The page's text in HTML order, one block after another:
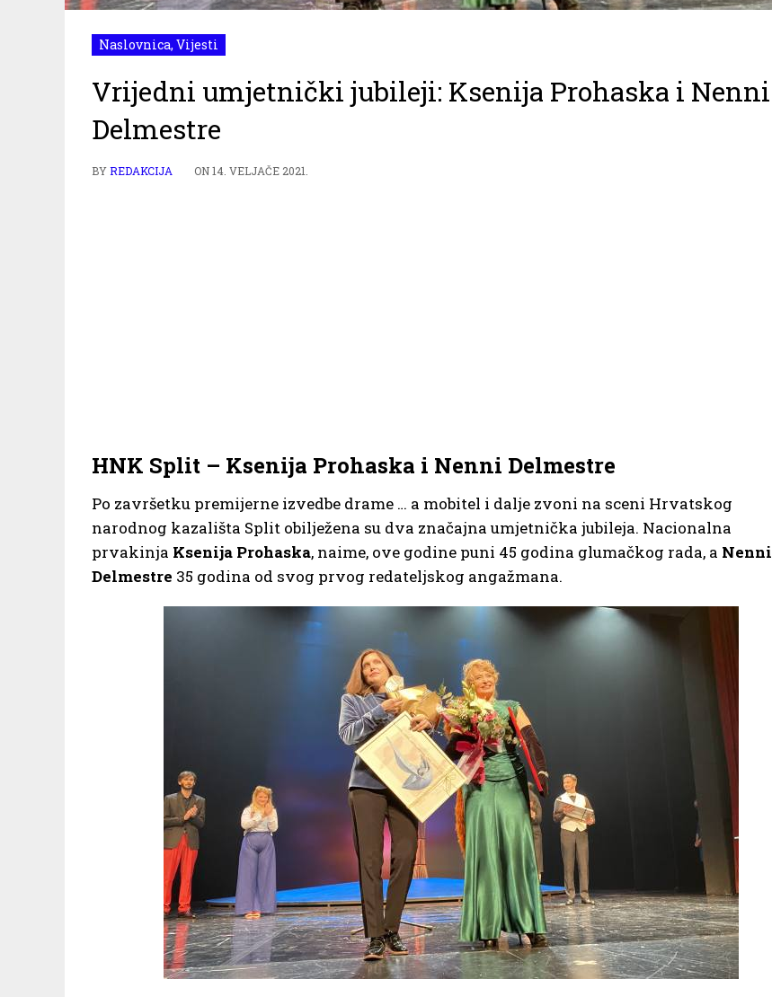
Naslovnica, Vijesti
Vrijedni umjetnički jubileji: Ksenija Prohaska i Nenni
Delmestre
BYREDAKCIJA ON14. VELJAČE 2021.
HNK Split – Ksenija Prohaska i Nenni Delmestre
Po završetku premijerne izvedbe drame … a mobitel i dalje zvoni na sceni Hrvatskog
narodnog kazališta Split obilježena su dva značajna umjetnička jubileja. Nacionalna
prvakinja Ksenija Prohaska, naime, ove godine puni 45 godina glumačkog rada, a Nenni
Delmestre 35 godina od svog prvog redateljskog angažmana.